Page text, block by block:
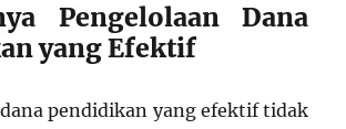
Pengelolaan Dana
yang Efektif
pendidikan yang efektif tidak